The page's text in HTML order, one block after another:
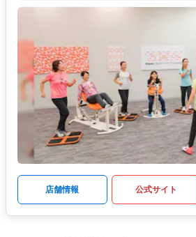
店舗情報 公式サイト